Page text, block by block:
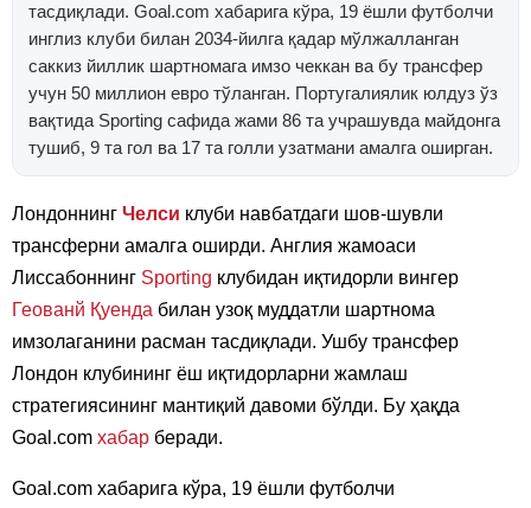
тасдиқлади. Goal.com хабарига кўра, 19 ёшли футболчи
инглиз клуби билан 2034-йилга қадар мўлжалланган
саккиз йиллик шартномага имзо чеккан ва бу трансфер
учун 50 миллион евро тўланган. Португалиялик юлдуз ўз
вақтида Sporting сафида жами 86 та учрашувда майдонга
тушиб, 9 та гол ва 17 та голли узатмани амалга оширган.
Лондоннинг Челси клуби навбатдаги шов-шувли
трансферни амалга оширди. Англия жамоаси
Лиссабоннинг Sporting клубидан иқтидорли вингер
Геованй Қуенда билан узоқ муддатли шартнома
имзолаганини расман тасдиқлади. Ушбу трансфер
Лондон клубининг ёш иқтидорларни жамлаш
стратегиясининг мантиқий давоми бўлди. Бу ҳақда
Goal.com хабар беради.
Goal.com хабарига кўра, 19 ёшли футболчи